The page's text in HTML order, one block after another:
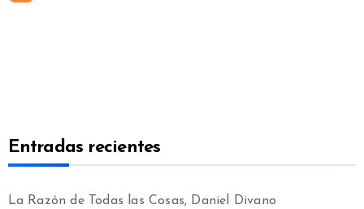
Entradas recientes
La Razón de Todas las Cosas, Daniel Divano